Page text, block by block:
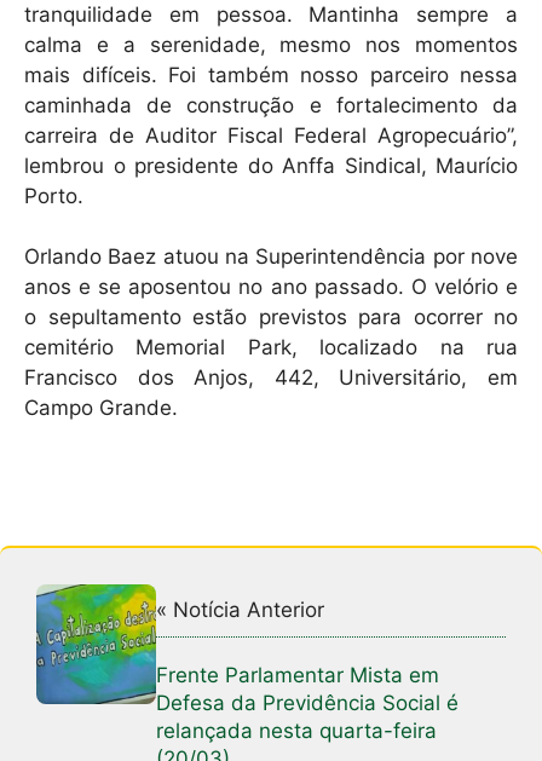
tranquilidade em pessoa. Mantinha sempre a
calma e a serenidade, mesmo nos momentos
mais difíceis. Foi também nosso parceiro nessa
caminhada de construção e fortalecimento da
carreira de Auditor Fiscal Federal Agropecuário”,
lembrou o presidente do Anffa Sindical, Maurício
Porto.
Orlando Baez atuou na Superintendência por nove
anos e se aposentou no ano passado. O velório e
o sepultamento estão previstos para ocorrer no
cemitério Memorial Park, localizado na rua
Francisco dos Anjos, 442, Universitário, em
Campo Grande.
« Notícia Anterior
Frente Parlamentar Mista em
Defesa da Previdência Social é
relançada nesta quarta-feira